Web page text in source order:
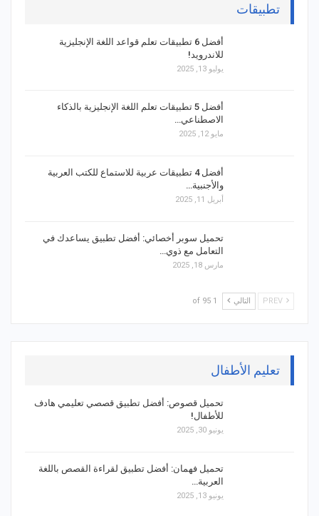
تطبيقات
أفضل 6 تطبيقات تعلم قواعد اللغة الإنجليزية
للاندرويد!
يوليو 13, 2025
أفضل 5 تطبيقات تعلم اللغة الإنجليزية بالذكاء
الاصطناعي…
مايو 12, 2025
أفضل 4 تطبيقات عربية للاستماع للكتب العربية
والأجنبية…
أبريل 11, 2025
تحميل سوبر أخصائي: أفضل تطبيق يساعدك في
التعامل مع ذوي…
مارس 18, 2025
التالي 1 of 95
تعليم الأطفال
تحميل قصوص: أفضل تطبيق قصصي تعليمي هادف
للأطفال!
يونيو 30, 2025
تحميل فهمان: أفضل تطبيق لقراءة القصص باللغة
العربية…
يونيو 13, 2025